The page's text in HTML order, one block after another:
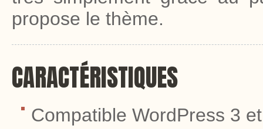
propose le thème.
CARACTÉRISTIQUES
Compatible WordPress 3